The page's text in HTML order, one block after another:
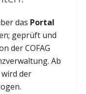
das Portal
geprüft und
der COFAG
Ab
wird der